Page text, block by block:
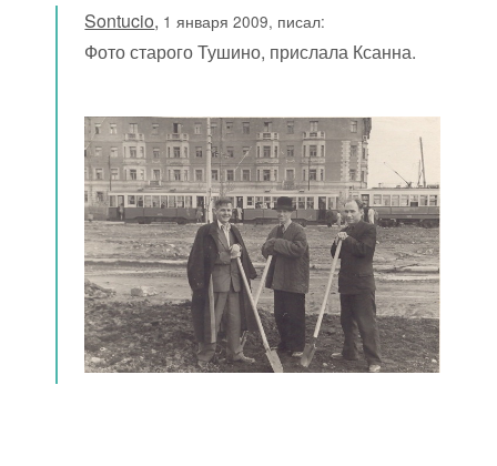
Sontucio, 1 января 2009, писал:
Фото старого Тушино, прислала Ксанна.